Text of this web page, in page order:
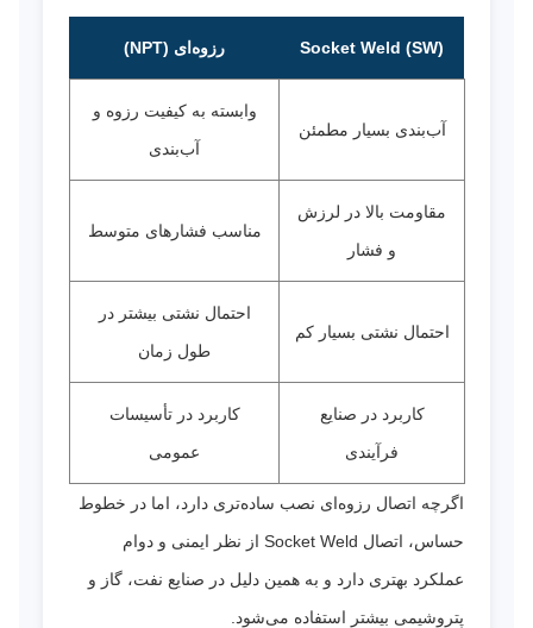
Socket Weld (SW) رزوه‌ای (NPT)
آب‌بندی بسیار مطمئن
وابسته به کیفیت رزوه و
آب‌بندی
مقاومت بالا در لرزش
و فشار
مناسب فشارهای متوسط
احتمال نشتی بسیار کم
احتمال نشتی بیشتر در
طول زمان
کاربرد در صنایع
فرآیندی
کاربرد در تأسیسات
عمومی
اگرچه اتصال رزوه‌ای نصب ساده‌تری دارد، اما در خطوط
حساس، اتصال Socket Weld از نظر ایمنی و دوام
عملکرد بهتری دارد و به همین دلیل در صنایع نفت، گاز و
پتروشیمی بیشتر استفاده می‌شود.